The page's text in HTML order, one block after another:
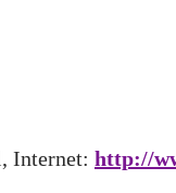
Internet: http://